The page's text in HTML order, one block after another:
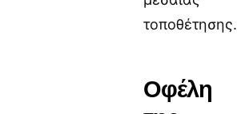
τοποθέτησης.
Οφέλη